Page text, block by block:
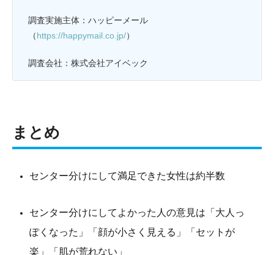
調査実施主体：ハッピーメール
（https://happymail.co.jp/）
調査会社：株式会社アイベック
まとめ
センター分けにして満足できた女性は約半数
センター分けにしてよかった人の意見は「大人っ
ぽくなった」「顔が小さく見える」「セットが
楽」「肌が荒れない」